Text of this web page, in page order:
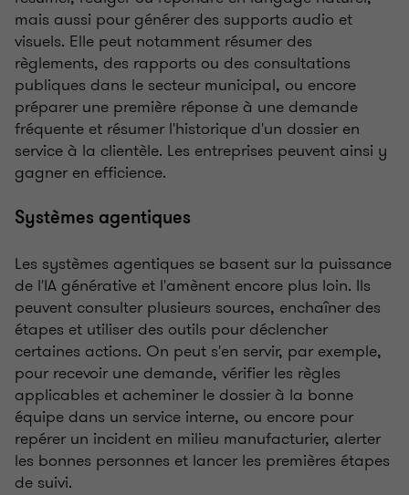
mais aussi pour générer des supports audio et
visuels. Elle peut notamment résumer des
règlements, des rapports ou des consultations
publiques dans le secteur municipal, ou encore
préparer une première réponse à une demande
fréquente et résumer l'historique d'un dossier en
service à la clientèle. Les entreprises peuvent ainsi y
gagner en efficience.
Systèmes agentiques
Les systèmes agentiques se basent sur la puissance
de l'IA générative et l'amènent encore plus loin. Ils
peuvent consulter plusieurs sources, enchaîner des
étapes et utiliser des outils pour déclencher
certaines actions. On peut s'en servir, par exemple,
pour recevoir une demande, vérifier les règles
applicables et acheminer le dossier à la bonne
équipe dans un service interne, ou encore pour
repérer un incident en milieu manufacturier, alerter
les bonnes personnes et lancer les premières étapes
de suivi.